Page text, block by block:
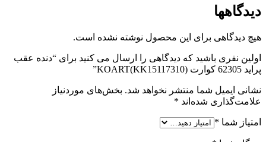
دیدگاهها
هیچ دیدگاهی برای این محصول نوشته نشده است.
اولین نفری باشید که دیدگاهی را ارسال می کنید برای “دنده عقب
پراید 62305 کوارت KOART(KK15117310)”
نشانی ایمیل شما منتشر نخواهد شد. بخش‌های موردنیاز
علامت‌گذاری شده‌اند *
امتیاز شما *